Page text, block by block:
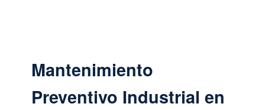
Mantenimiento
Preventivo Industrial en